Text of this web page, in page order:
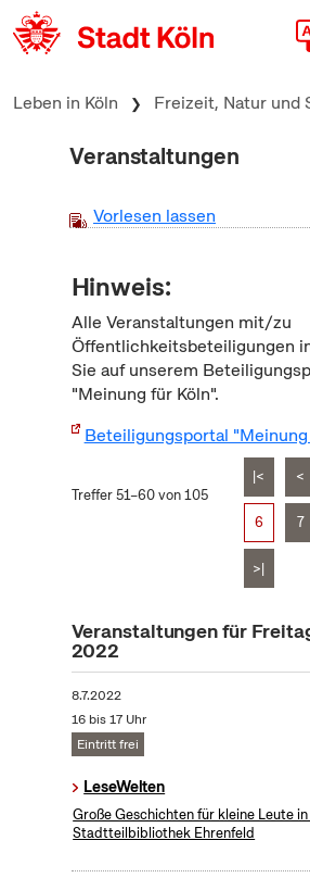
zum Inhalt springen
Leben in Köln Freizeit, Natur und
Veranstaltungen
Vorlesen lassen
Hinweis:
Alle Veranstaltungen mit/zu
Öffentlichkeitsbeteiligungen
Sie auf unserem
"Meinung für Köln".
Beteiligungsportal
Treffer 51–60 von 105
|< <
6 7
>|
Veranstaltungen für
2022
8.7.2022
16 bis 17 Uhr
Eintritt frei
LeseWelten
Große Geschichten für kleine Leute
Stadtteilbibliothek Ehrenfeld